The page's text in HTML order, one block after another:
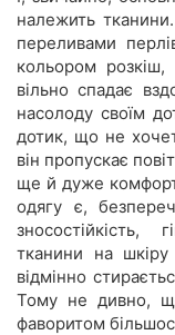
належить
переливами
кольором розкіш,
вільно спадає
насолоду своїм
дотик, що не
він пропускає
ще й дуже
одягу є,
тканини на
відмінно
Тому не дивно,
фаворитом